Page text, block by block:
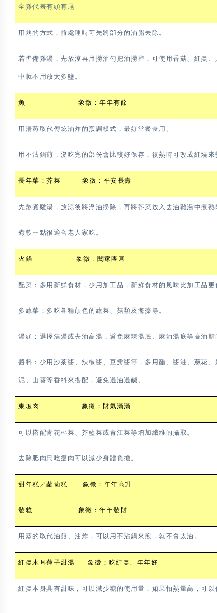
全雞代表有頭有尾
用烤的方式，前處理時可先將部分的油脂去除。
若準備雞湯，先放涼再用撈油勺把油撈掉，可使用香菇、紅棗
中就不用放太多鹽。
魚 象徵：年年有餘
用清蒸取代傳統油炸的烹調模式，最好當餐食用。
用不沾鍋煎，沒吃完的部份會比較好保存，復熱時可改成紅燒來
長年菜：芥菜 象徵：平安長壽
先熬煮雞湯，放涼後將浮油撈除，再將芥菜放入去油雞湯中煮熟
煮軟ㄧ點很適合老人家吃。
火鍋 象徵：闔家團圓
配菜：多用新鮮食材，少用加工品，新鮮食材的風味比加工品更
多蔬菜：多吃各種顏色的蔬菜、菇類及海藻等。
湯頭：選擇清湯或去油高湯，避免麻辣湯底、麻油湯底等高油脂
醬料：少用沙茶醬、辣椒醬、豆瓣醬等，多用醋、醬油、蔥花
泥、山葵等香料來搭配，避免過油過鹹。
東坡肉 象徵：財氣滿滿
可以搭配青花椰菜、芥藍菜或青江菜等增加纖維的攝取。
去除肥肉只吃瘦肉可以減少身體負擔。
甜年糕／蘿蔔糕 象徵：年年高升
發糕 象徵：年年發財
用蒸的取代油煎、油炸，可以用不沾鍋來煎，就不會太油。
紅棗木耳蓮子甜湯 象徵：吃紅棗、年年好
紅棗本身具有甜味，可以減少糖的使用量，如果怕熱量高，可以